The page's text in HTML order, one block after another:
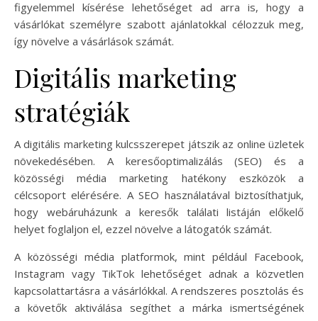
figyelemmel kísérése lehetőséget ad arra is, hogy a
vásárlókat személyre szabott ajánlatokkal célozzuk meg,
így növelve a vásárlások számát.
Digitális marketing
stratégiák
A digitális marketing kulcsszerepet játszik az online üzletek
növekedésében. A keresőoptimalizálás (SEO) és a
közösségi média marketing hatékony eszközök a
célcsoport elérésére. A SEO használatával biztosíthatjuk,
hogy webáruházunk a keresők találati listáján előkelő
helyet foglaljon el, ezzel növelve a látogatók számát.
A közösségi média platformok, mint például Facebook,
Instagram vagy TikTok lehetőséget adnak a közvetlen
kapcsolattartásra a vásárlókkal. A rendszeres posztolás és
a követők aktiválása segíthet a márka ismertségének